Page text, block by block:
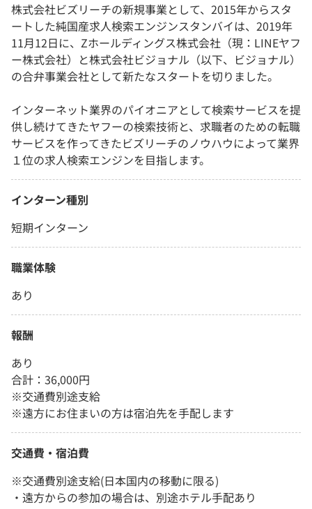
株式会社ビズリーチの新規事業として、2015年からスタ
ートした純国産求人検索エンジンスタンバイは、2019年
11月12日に、Zホールディングス株式会社（現：LINEヤフ
ー株式会社）と株式会社ビジョナル（以下、ビジョナル）
の合弁事業会社として新たなスタートを切りました。
インターネット業界のパイオニアとして検索サービスを提
供し続けてきたヤフーの検索技術と、求職者のための転職
サービスを作ってきたビズリーチのノウハウによって業界
１位の求人検索エンジンを目指します。
インターン種別
短期インターン
職業体験
あり
報酬
あり
合計：36,000円
※交通費別途支給
※遠方にお住まいの方は宿泊先を手配します
交通費・宿泊費
※交通費別途支給(日本国内の移動に限る)
・遠方からの参加の場合は、別途ホテル手配あり